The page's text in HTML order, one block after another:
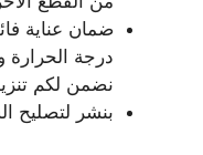
ضمان عناية
درجة الحرارة
نضمن لكم
بنشر لتصليح